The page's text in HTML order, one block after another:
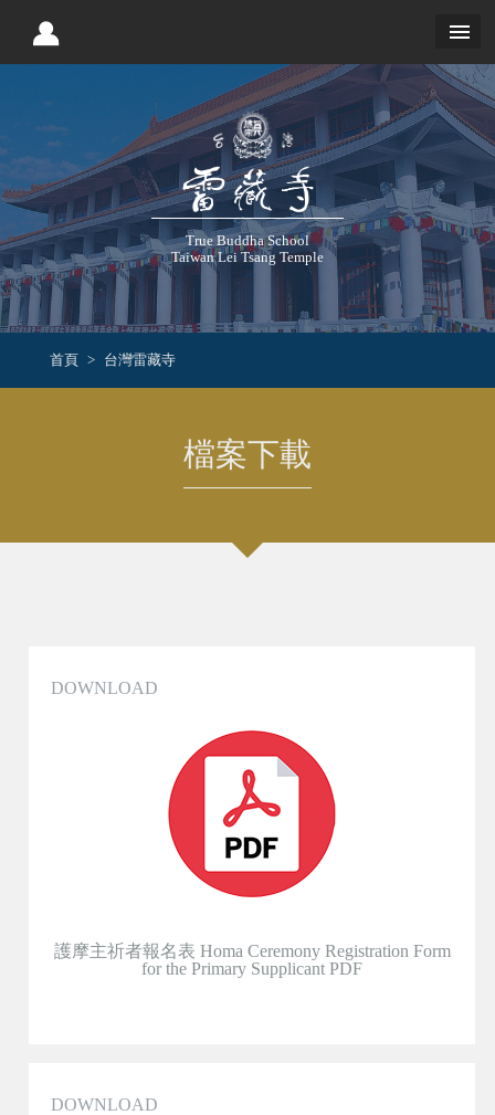
True Buddha School
Taiwan Lei Tsang Temple
首頁 台灣雷藏寺
檔案下載
DOWNLOAD
護摩主祈者報名表 Homa Ceremony Registration Form
for the Primary Supplicant PDF
DOWNLOAD